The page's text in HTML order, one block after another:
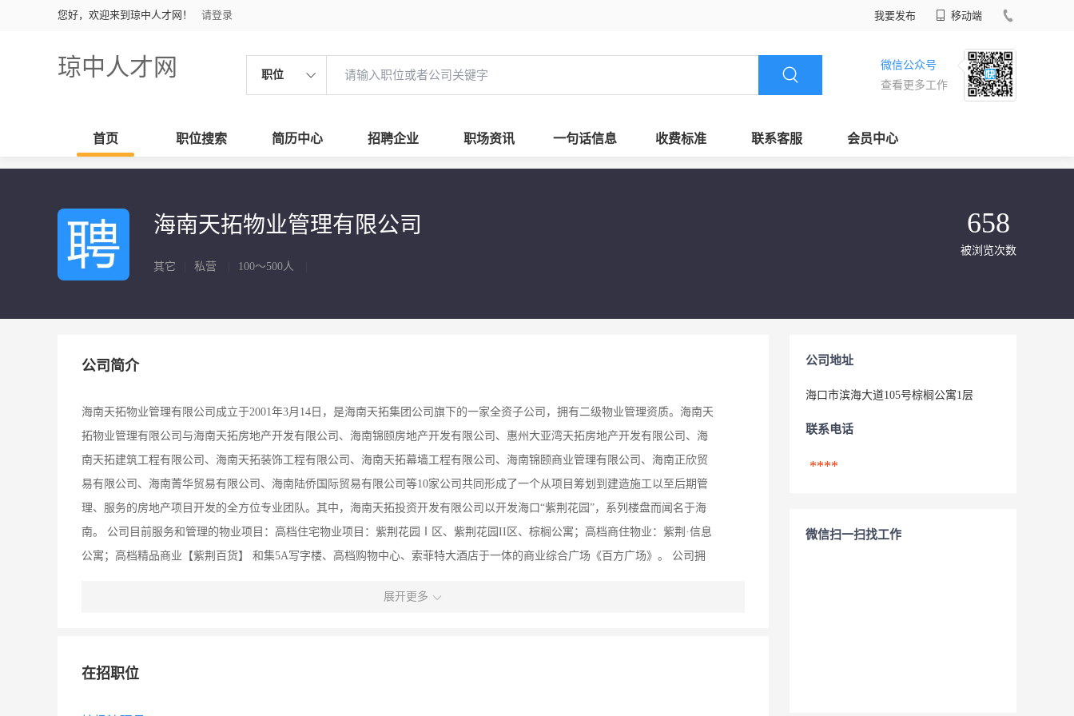
您好，欢迎来到琼中人才网！ 请登录 我要发布 移动端
琼中人才网 职位
微信公众号
查看更多工作
首页 职位搜索 简历中心 招聘企业 职场资讯 一句话信息 收费标准 联系客服 会员中心
海南天拓物业管理有限公司
其它 私营 100～500人
658
被浏览次数
公司简介
海南天拓物业管理有限公司成立于2001年3月14日，是海南天拓集团公司旗下的一家全资子公司，拥有二级物业管理资质。海南天
拓物业管理有限公司与海南天拓房地产开发有限公司、海南锦颐房地产开发有限公司、惠州大亚湾天拓房地产开发有限公司、海
南天拓建筑工程有限公司、海南天拓装饰工程有限公司、海南天拓幕墙工程有限公司、海南锦颐商业管理有限公司、海南正欣贸
易有限公司、海南菁华贸易有限公司、海南陆侨国际贸易有限公司等10家公司共同形成了一个从项目筹划到建造施工以至后期管
理、服务的房地产项目开发的全方位专业团队。其中，海南天拓投资开发有限公司以开发海口“紫荆花园”，系列楼盘而闻名于海
南。 公司目前服务和管理的物业项目：高档住宅物业项目：紫荆花园Ⅰ区、紫荆花园II区、棕榈公寓；高档商住物业：紫荆·信息
公寓；高档精品商业【紫荆百货】 和集5A写字楼、高档购物中心、索菲特大酒店于一体的商业综合广场《百方广场》。 公司拥
理、尽心服务、倾情奉献，众志成城，携手共创明天的辉煌！ 公司以“诚信务实、追求卓越、回馈社会、以人为本、服务×”为经
展开更多
在招职位
公司地址
海口市滨海大道105号棕榈公寓1层
联系电话
****
微信扫一扫找工作